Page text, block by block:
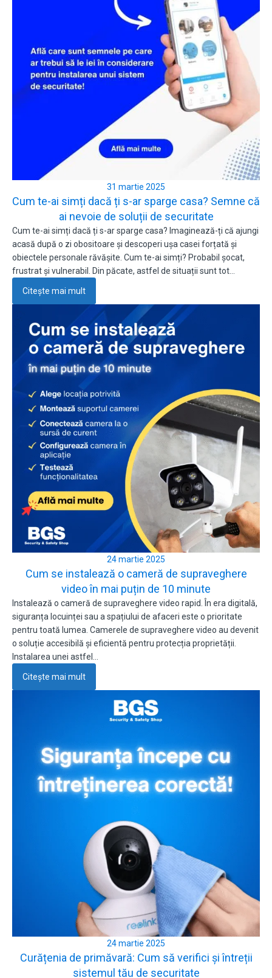
31 martie 2025
Cum te-ai simți dacă ți s-ar sparge casa? Semne că
ai nevoie de soluții de securitate
Cum te-ai simți dacă ți s-ar sparge casa? Imaginează-ți că ajungi
acasă după o zi obositoare și descoperi ușa casei forțată și
obiectele personale răvășite. Cum te-ai simți? Probabil șocat,
frustrat și vulnerabil. Din păcate, astfel de situații sunt tot…
Citește mai mult
24 martie 2025
Cum se instalează o cameră de supraveghere
video în mai puțin de 10 minute
Instalează o cameră de supraveghere video rapid. În era digitală,
siguranța locuinței sau a spațiului de afaceri este o prioritate
pentru toată lumea. Camerele de supraveghere video au devenit
o soluție accesibilă și eficientă pentru protecția proprietății.
Instalarea unei astfel…
Citește mai mult
24 martie 2025
Curățenia de primăvară: Cum să verifici și întreții
sistemul tău de securitate